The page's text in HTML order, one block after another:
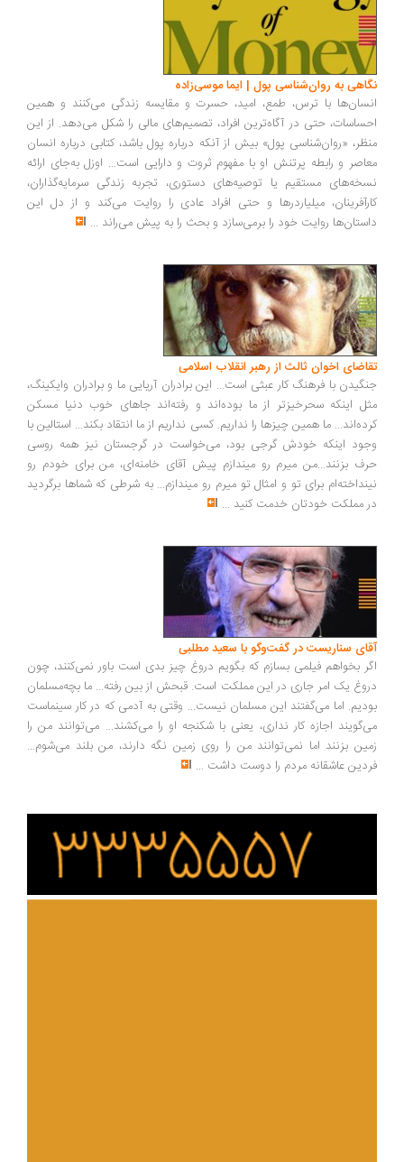
نگاهی به روان‌شناسی پول | ایما موسی‌زاده
انسان‌ها با ترس، طمع، امید، حسرت و مقایسه زندگی می‌کنند و همین
احساسات، حتی در آگاه‌ترین افراد، تصمیم‌های مالی را شکل می‌دهد. از این
منظر، «روان‌شناسی پول» بیش از آنکه درباره پول باشد، کتابی درباره انسان
معاصر و رابطه پرتنش او با مفهوم ثروت و دارایی است... اوزل به‌جای ارائه
نسخه‌های مستقیم یا توصیه‌های دستوری، تجربه زندگی سرمایه‌گذاران،
کارآفرینان، میلیاردرها و حتی افراد عادی را روایت می‌کند و از دل این
داستان‌ها روایت خود را برمی‌سازد و بحث را به پیش می‌راند ...
تقاضای اخوان ثالث از رهبر انقلاب اسلامی
جنگیدن با فرهنگ کار عبثی است... این برادران آریایی ما و برادران وایکینگ،
مثل اینکه سحرخیزتر از ما بوده‌اند و رفته‌اند جاهای خوب دنیا مسکن
کرده‌اند... ما همین چیزها را نداریم. کسی نداریم از ما انتقاد بکند... استالین با
وجود اینکه خودش گرجی بود، می‌خواست در گرجستان نیز همه روسی
حرف بزنند...من میرم رو میندازم پیش آقای خامنه‌ای، من برای خودم رو
نینداخته‌ام برای تو و امثال تو میرم رو میندازم... به شرطی که شماها برگردید
در مملکت خودتان خدمت کنید ...
آقای سناریست در گفت‌وگو با سعید مطلبی
اگر بخواهم فیلمی بسازم که بگویم دروغ چیز بدی است باور نمی‌کنند، چون
دروغ یک امر جاری در این مملکت است. قبحش از بین رفته... ما بچه‌مسلمان
بودیم. اما می‌گفتند این مسلمان نیست... وقتی به آدمی که در کار سینماست
می‌گویند اجازه کار نداری، یعنی با شکنجه او را می‌کشند... می‌توانند من را
زمین بزنند اما نمی‌توانند من را روی زمین نگه دارند، من بلند می‌شوم...
فردین عاشقانه مردم را دوست داشت ...